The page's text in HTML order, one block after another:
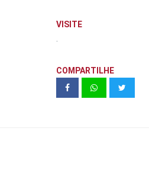
VISITE
COMPARTILHE
Unidade modelo